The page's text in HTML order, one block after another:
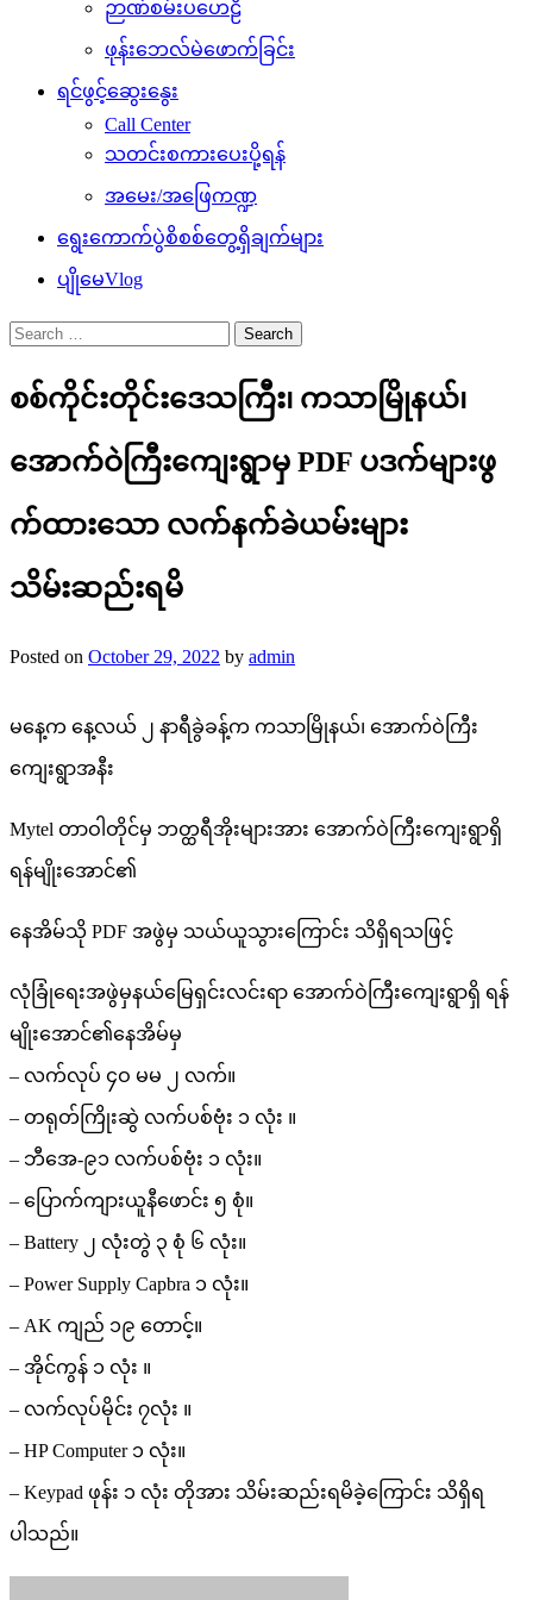
ဉာဏ်စမ်းပဟေဠိ
ဖုန်းဘေလ်မဲဖောက်ခြင်း
ရင်ဖွင့်ဆွေးနွေး
Call Center
သတင်းစကားပေးပို့ရန်
အမေး/အဖြေကဏ္ဍ
ရွေးကောက်ပွဲစိစစ်တွေ့ရှိချက်များ
ပျိုမေVlog
Search
for:
စစ်ကိုင်းတိုင်းဒေသကြီး၊ ကသာမြိုနယ်၊
အောက်ဝဲကြီးကျေးရွာမှ PDF ပဒက်များဖွ
က်ထားသော လက်နက်ခဲယမ်းများ
သိမ်းဆည်းရမိ
Posted on October 29, 2022 by admin
မနေ့က နေ့လယ် ၂ နာရီခွဲခန့်က ကသာမြိုနယ်၊ အောက်ဝဲကြီး
ကျေးရွာအနီး
Mytel တာဝါတိုင်မှ ဘတ္ထရီအိုးများအား အောက်ဝဲကြီးကျေးရွာရှိ
ရန်မျိုးအောင်၏
နေအိမ်သို PDF အဖွဲမှ သယ်ယူသွားကြောင်း သိရှိရသဖြင့်
လုံခြုံရေးအဖွဲမှနယ်မြေရှင်းလင်းရာ အောက်ဝဲကြီးကျေးရွာရှိ ရန်
မျိုးအောင်၏နေအိမ်မှ
– လက်လုပ် ၄ဝ မမ ၂ လက်။
– တရုတ်ကြိုးဆွဲ လက်ပစ်ဗုံး ၁ လုံး ။
– ဘီအေ-၉၁ လက်ပစ်ဗုံး ၁ လုံး။
– ပြောက်ကျားယူနီဖောင်း ၅ စုံ။
– Battery ၂ လုံးတွဲ ၃ စုံ ၆ လုံး။
– Power Supply Capbra ၁ လုံး။
– AK ကျည် ၁၉ တောင့်။
– အိုင်ကွန် ၁ လုံး ။
– လက်လုပ်မိုင်း ၇လုံး ။
– HP Computer ၁ လုံး။
– Keypad ဖုန်း ၁ လုံး တိုအား သိမ်းဆည်းရမိခဲ့ကြောင်း သိရှိရ
ပါသည်။